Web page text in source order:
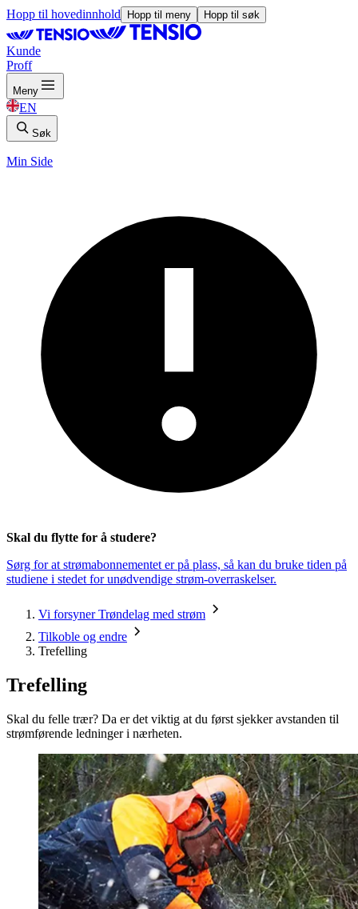
Hopp til hovedinnhold Hopp til meny Hopp til søk
Kunde
Proff
Meny
EN
Søk
Min Side
Skal du flytte for å studere?
Sørg for at strømabonnementet er på plass, så kan du bruke tiden på
studiene i stedet for unødvendige strøm-overraskelser.
Vi forsyner Trøndelag med strøm
Tilkoble og endre
Trefelling
Trefelling
Skal du felle trær? Da er det viktig at du først sjekker avstanden til
strømførende ledninger i nærheten.